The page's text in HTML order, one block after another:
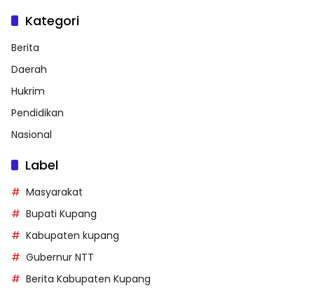
Kategori
Berita
Daerah
Hukrim
Pendidikan
Nasional
Label
Masyarakat
Bupati Kupang
Kabupaten kupang
Gubernur NTT
Berita Kabupaten Kupang